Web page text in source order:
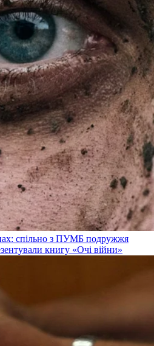
спільно з ПУМБ подружжя
книгу «Очі війни»